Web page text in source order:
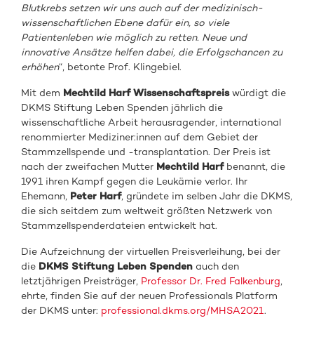
Blutkrebs setzen wir uns auch auf der medizinisch-
wissenschaftlichen Ebene dafür ein, so viele
Patientenleben wie möglich zu retten. Neue und
innovative Ansätze helfen dabei, die Erfolgschancen zu
erhöhen“, betonte Prof. Klingebiel.
Mit dem Mechtild Harf Wissenschaftspreiswürdigt die
DKMS Stiftung Leben Spenden jährlich die
wissenschaftliche Arbeit herausragender, international
renommierter Mediziner:innen auf dem Gebiet der
Stammzellspende und -transplantation. Der Preis ist
nach der zweifachen Mutter Mechtild Harfbenannt, die
1991 ihren Kampf gegen die Leukämie verlor. Ihr
Ehemann, Peter Harf, gründete im selben Jahr die DKMS,
die sich seitdem zum weltweit größten Netzwerk von
Stammzellspenderdateien entwickelt hat.
Die Aufzeichnung der virtuellen Preisverleihung, bei der
die DKMS Stiftung Leben Spenden auch den
letztjährigen Preisträger, Professor Dr. Fred Falkenburg,
ehrte, finden Sie auf der neuen Professionals Platform
der DKMS unter: professional.dkms.org/MHSA2021.